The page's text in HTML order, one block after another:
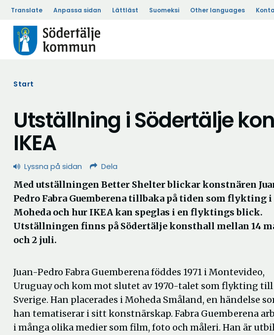
Translate Anpassa sidan Lättläst Suomeksi Other languages
Start
Utställning i Södertälje
IKEA
Lyssna på sidan Dela
Med utställningen Better Shelter blickar konstnären
Pedro Fabra Guemberena tillbaka på tiden som flykting i
Moheda och hur IKEA kan speglas i en flyktings blick.
Utställningen finns på Södertälje konsthall mellan 14
och 2 juli.
Juan-Pedro Fabra Guemberena föddes 1971 i Montevideo,
Uruguay och kom mot slutet av 1970-talet som flykting till
Sverige. Han placerades i Moheda Småland, en händelse
han tematiserar i sitt konstnärskap. Fabra Guemberena
i många olika medier som film, foto och måleri. Han är